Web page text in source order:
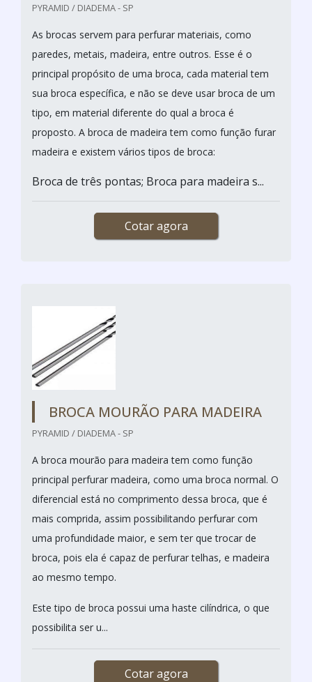
PYRAMID / DIADEMA - SP
As brocas servem para perfurar materiais, como
paredes, metais, madeira, entre outros. Esse é o
principal propósito de uma broca, cada material tem
sua broca específica, e não se deve usar broca de um
tipo, em material diferente do qual a broca é
proposto. A broca de madeira tem como função furar
madeira e existem vários tipos de broca:
Broca de três pontas; Broca para madeira s...
Cotar agora
BROCA MOURÃO PARA MADEIRA
PYRAMID / DIADEMA - SP
A broca mourão para madeira tem como função
principal perfurar madeira, como uma broca normal. O
diferencial está no comprimento dessa broca, que é
mais comprida, assim possibilitando perfurar com
uma profundidade maior, e sem ter que trocar de
broca, pois ela é capaz de perfurar telhas, e madeira
ao mesmo tempo.
Este tipo de broca possui uma haste cilíndrica, o que
possibilita ser u...
Cotar agora